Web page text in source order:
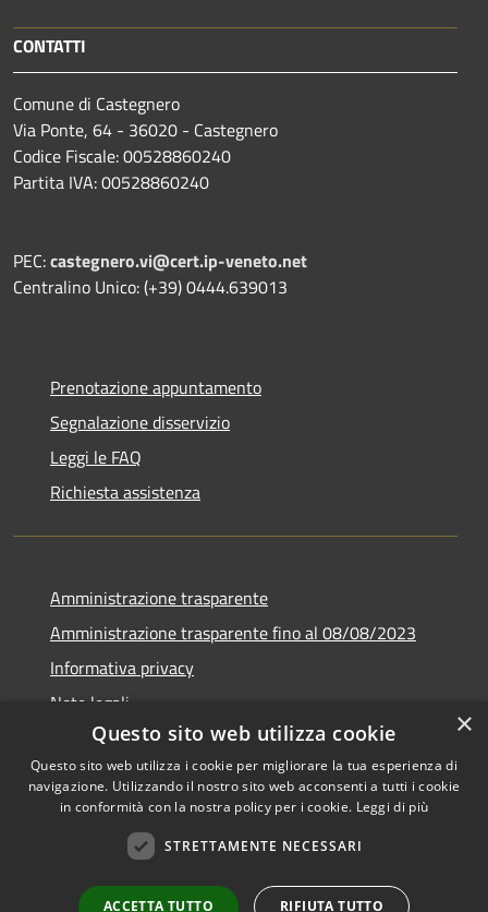
CONTATTI
Comune di Castegnero
Via Ponte, 64 - 36020 - Castegnero
Codice Fiscale: 00528860240
Partita IVA: 00528860240
PEC:castegnero.vi@cert.ip-veneto.net
Centralino Unico: (+39) 0444.639013
Prenotazione appuntamento
Segnalazione disservizio
Leggi le FAQ
Richiesta assistenza
Amministrazione trasparente
Amministrazione trasparente fino al 08/08/2023
Informativa privacy
Note legali
Dichiarazione di accessibilità
Copyright © 2026 • Comune di
Municipium• Accesso
×
Questo sito web utilizza cookie
Questo sito web utilizza i cookie per migliorare la tua esperienza di
navigazione. Utilizzando il nostro sito web acconsenti a tutti i cookie
in conformità con la nostra policy per i cookie. Leggi di più
STRETTAMENTE NECESSARI
ACCETTA TUTTO RIFIUTA TUTTO